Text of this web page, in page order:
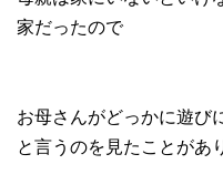
家だったので
お母さんがどっかに遊び
と言うのを見たことがあ